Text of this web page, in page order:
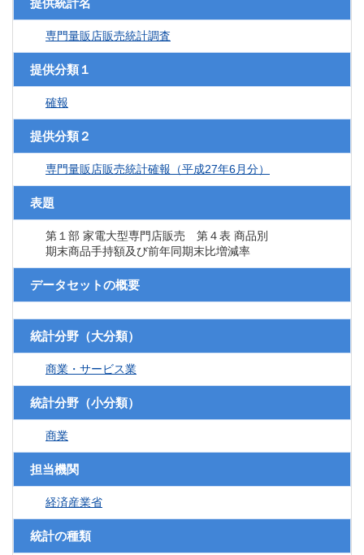
提供統計名
専門量販店販売統計調査
提供分類１
確報
提供分類２
専門量販店販売統計確報（平成27年6月分）
表題
第１部 家電大型専門店販売 第４表 商品別
期末商品手持額及び前年同期末比増減率
データセットの概要
統計分野（大分類）
商業・サービス業
統計分野（小分類）
商業
担当機関
経済産業省
統計の種類